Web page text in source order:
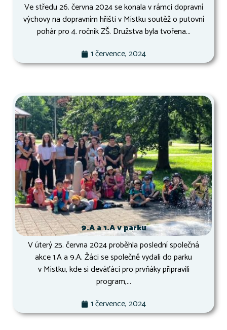
Ve středu 26. června 2024 se konala v rámci dopravní
výchovy na dopravním hřišti v Místku soutěž o putovní
pohár pro 4. ročník ZŠ. Družstva byla tvořena...
1 července, 2024
9.A a 1.A v parku
V úterý 25. června 2024 proběhla poslední společná
akce 1.A a 9.A. Žáci se společně vydali do parku
v Místku, kde si deváťáci pro prvňáky připravili
program,...
1 července, 2024